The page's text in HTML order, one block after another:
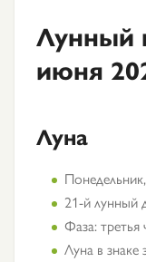
Лунный
июня
Луна
21-й лунный
Фаза: третья
Луна в